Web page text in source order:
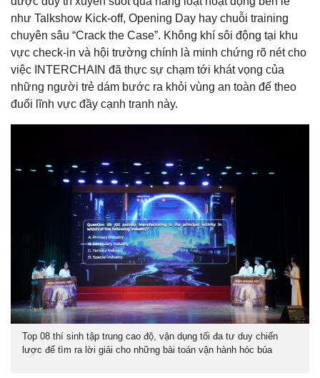
như Talkshow Kick-off, Opening Day hay chuỗi training
chuyên sâu “Crack the Case”. Không khí sôi động tại khu
vực check-in và hội trường chính là minh chứng rõ nét cho
việc INTERCHAIN đã thực sự chạm tới khát vọng của
những người trẻ dám bước ra khỏi vùng an toàn để theo
đuổi lĩnh vực đầy cạnh tranh này.
Top 08 thí sinh tập trung cao độ, vận dụng tối đa tư duy chiến
lược để tìm ra lời giải cho những bài toán vận hành hóc búa